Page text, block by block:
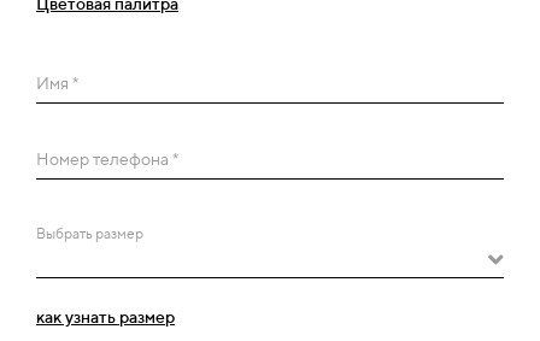
Имя *
Номер телефона *
Выбрать размер
как узнать размер